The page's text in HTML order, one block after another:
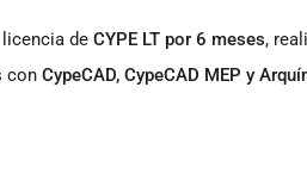
de CYPE LT por 6 meses,
con CypeCAD, CypeCAD MEP y